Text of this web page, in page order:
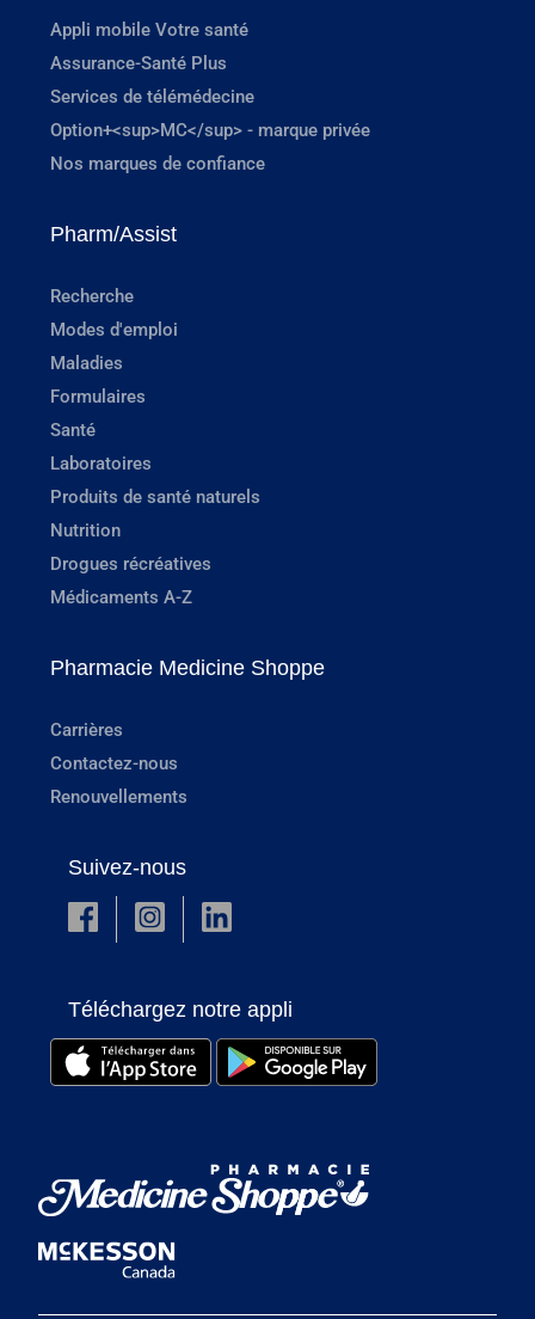
Appli mobile Votre santé
Assurance-Santé Plus
Services de télémédecine
Option+<sup>MC</sup> - marque privée
Nos marques de confiance
Pharm/Assist
Recherche
Modes d'emploi
Maladies
Formulaires
Santé
Laboratoires
Produits de santé naturels
Nutrition
Drogues récréatives
Médicaments A-Z
Pharmacie Medicine Shoppe
Carrières
Contactez-nous
Renouvellements
Suivez-nous
Téléchargez notre appli